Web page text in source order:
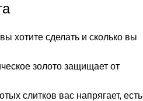
хотите сделать и сколько вы
золото защищает от
слитков вас напрягает, есть